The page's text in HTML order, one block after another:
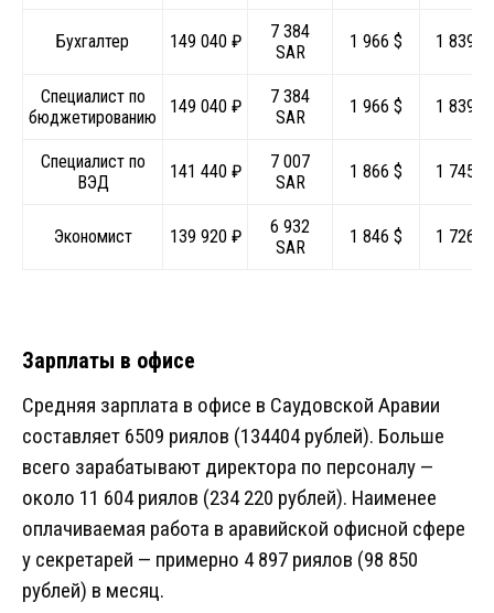
Бухгалтер 149 040 ₽
7 384
SAR
1 966 $ 1 839 €
Специалист по
бюджетированию
149 040 ₽
7 384
SAR
1 966 $ 1 839 €
Специалист по
ВЭД
141 440 ₽
7 007
SAR
1 866 $ 1 745 €
Экономист 139 920 ₽
6 932
SAR
1 846 $ 1 726 €
Зарплаты в офисе
Средняя зарплата в офисе в Саудовской Аравии
составляет 6509 риялов (134404 рублей). Больше
всего зарабатывают директора по персоналу —
около 11 604 риялов (234 220 рублей). Наименее
оплачиваемая работа в аравийской офисной сфере
у секретарей — примерно 4 897 риялов (98 850
рублей) в месяц.